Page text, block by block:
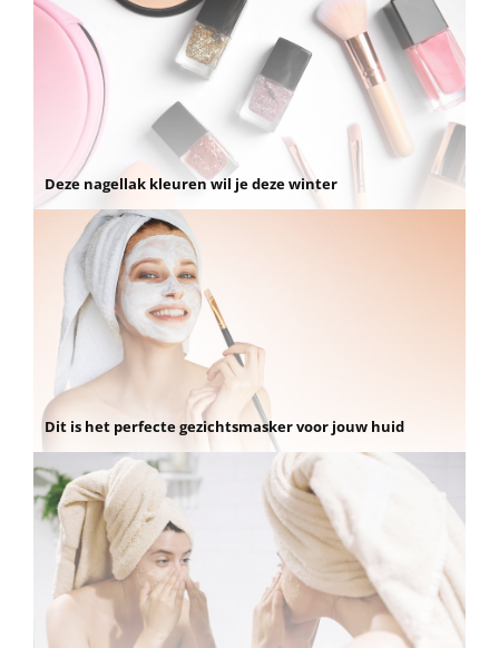
Deze nagellak kleuren wil je deze winter
Dit is het perfecte gezichtsmasker voor jouw huid